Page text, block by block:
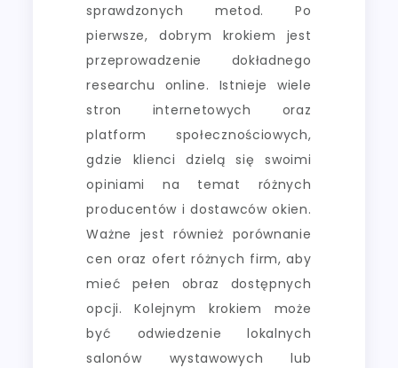
sprawdzonych metod. Po
pierwsze, dobrym krokiem jest
przeprowadzenie dokładnego
researchu online. Istnieje wiele
stron internetowych oraz
platform społecznościowych,
gdzie klienci dzielą się swoimi
opiniami na temat różnych
producentów i dostawców okien.
Ważne jest również porównanie
cen oraz ofert różnych firm, aby
mieć pełen obraz dostępnych
opcji. Kolejnym krokiem może
być odwiedzenie lokalnych
salonów wystawowych lub